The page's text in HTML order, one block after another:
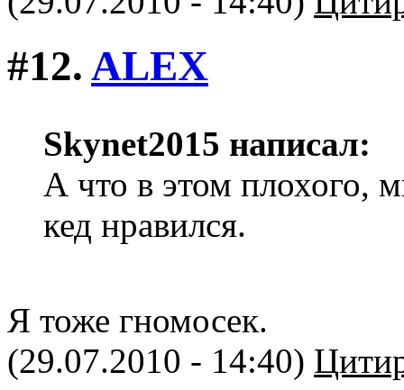
#12. ALEX
Skynet2015 написал:
А что в этом плохого,
кед нравился.
Я тоже гномосек.
(29.07.2010 - 14:40)